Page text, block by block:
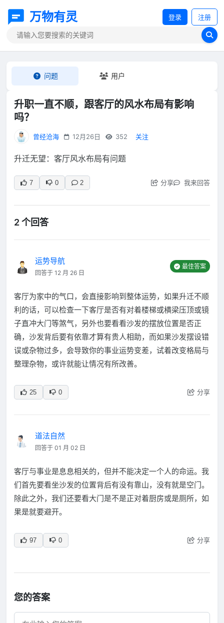
万物有灵 登录 注册
问题 用户
升职一直不顺，跟客厅的风水布局有影响
吗？
曾经沧海 12月26日 352 关注
升迁无望：客厅风水布局有问题
7 0 2 分享 我来回答
2 个回答
运势导航
回答于 12 月 26 日
最佳答案
客厅为家中的气口，会直接影响到整体运势，如果升迁不顺
利的话，可以检查一下客厅是否有对着楼梯或横梁压顶或镜
子直冲大门等煞气，另外也要看看沙发的摆放位置是否正
确，沙发背后要有依靠才算有贵人相助，而如果沙发摆设错
误或杂物过多，会导致你的事业运势变差，试着改变格局与
整理杂物，或许就能让情况有所改善。
25 0 分享
道法自然
回答于 01 月 02 日
客厅与事业是息息相关的，但并不能决定一个人的命运。我
们首先要看坐沙发的位置背后有没有靠山，没有就是空门。
除此之外，我们还要看大门是不是正对着厨房或是厕所，如
果是就要避开。
97 0 分享
您的答案